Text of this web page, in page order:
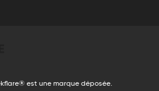
est une marque déposée.